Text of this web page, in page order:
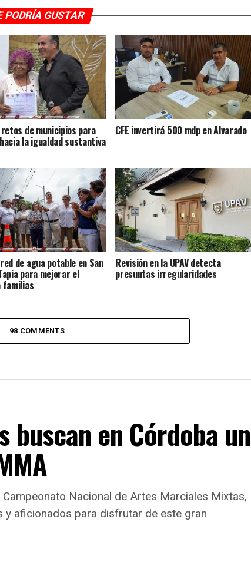
PODRÍA GUSTAR
de municipios para
la igualdad sustantiva
CFE invertirá 500 mdp en Alvarado
de agua potable en San
para mejorar el
familias
Revisión en la UPAV detecta
presuntas irregularidades
98 COMMENTS
buscan en Córdoba un
Nacional de Artes Marciales Mixtas,
y aficionados para disfrutar de este gran